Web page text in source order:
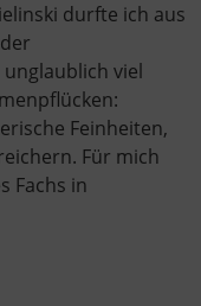
durfte ich aus
viel
Feinheiten,
Für mich
Fachs in